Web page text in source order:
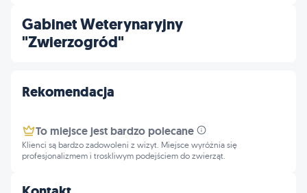
Gabinet Weterynaryjny
"Zwierzogród"
Rekomendacja
To miejsce jest bardzo polecane
Klienci są bardzo zadowoleni z wizyt. Miejsce wyróżnia się
profesjonalizmem i troskliwym podejściem do zwierząt.